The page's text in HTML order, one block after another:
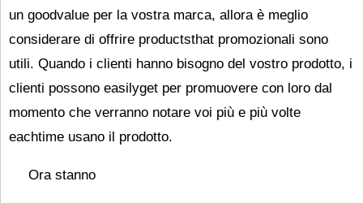
un goodvalue per la vostra marca, allora è meglio
considerare di offrire productsthat promozionali sono
utili. Quando i clienti hanno bisogno del vostro prodotto, i
clienti possono easilyget per promuovere con loro dal
momento che verranno notare voi più e più volte
eachtime usano il prodotto.
Ora stanno